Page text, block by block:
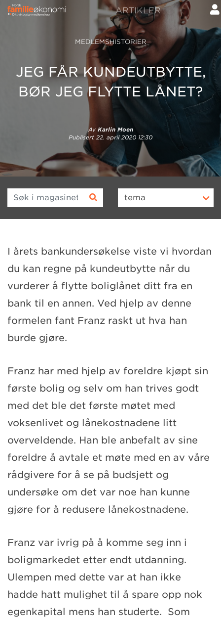
ARTIKLER
MEDLEMSHISTORIER
JEG FÅR KUNDEUTBYTTE,
BØR JEG FLYTTE LÅNET?
Av Karlin Moen
Publisert 22. april 2020 12:30
Søk i magasinet tema
I årets bankundersøkelse viste vi hvordan
du kan regne på kundeutbytte når du
vurderer å flytte boliglånet ditt fra en
bank til en annen. Ved hjelp av denne
formelen fant Franz raskt ut hva han
burde gjøre.
Franz har med hjelp av foreldre kjøpt sin
første bolig og selv om han trives godt
med det ble det første møtet med
voksenlivet og lånekostnadene litt
overveldende. Han ble anbefalt av sine
foreldre å avtale et møte med en av våre
rådgivere for å se på budsjett og
undersøke om det var noe han kunne
gjøre for å redusere lånekostnadene.
Franz var ivrig på å komme seg inn i
boligmarkedet etter endt utdanning.
Ulempen med dette var at han ikke
hadde hatt mulighet til å spare opp nok
egenkapital mens han studerte. Som